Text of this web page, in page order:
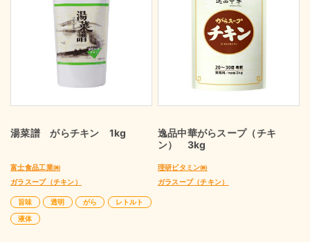
湯菜譜 がらチキン 1kg
富士食品工業㈱
ガラスープ（チキン）
旨味 透明 がら
レトルト
液体
逸品中華がらスープ（チキ
ン） 3kg
理研ビタミン㈱
ガラスープ（チキン）